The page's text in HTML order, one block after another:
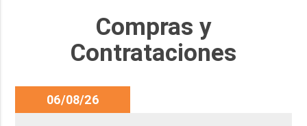
Compras y
Contrataciones
06/08/26